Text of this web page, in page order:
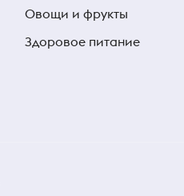
Овощи и фрукты
Здоровое питание